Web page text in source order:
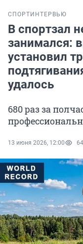
СПОРТ ИНТЕРВЬЮ
В спортзал
занимался:
установил
удалось
680 раз за
13 июня 2026, 12:00